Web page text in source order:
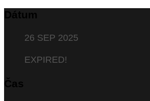
Dátum
26 SEP 2025
EXPIRED!
Čas